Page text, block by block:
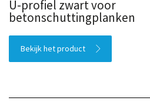
U-profiel zwart voor
betonschuttingplanken
Bekijk het product